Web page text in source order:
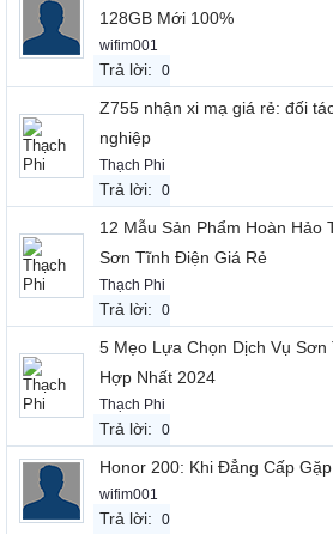
128GB Mới 100%
wifim001
Trả lời: 0
Z755 nhận xi mạ giá rẻ: đối
nghiệp
Thạch Phi
Trả lời: 0
12 Mẫu Sản Phẩm Hoàn Hảo
Sơn Tĩnh Điện Giá Rẻ
Thạch Phi
Trả lời: 0
5 Mẹo Lựa Chọn Dịch Vụ
Hợp Nhất 2024
Thạch Phi
Trả lời: 0
Honor 200: Khi Đẳng Cấp
wifim001
Trả lời: 0